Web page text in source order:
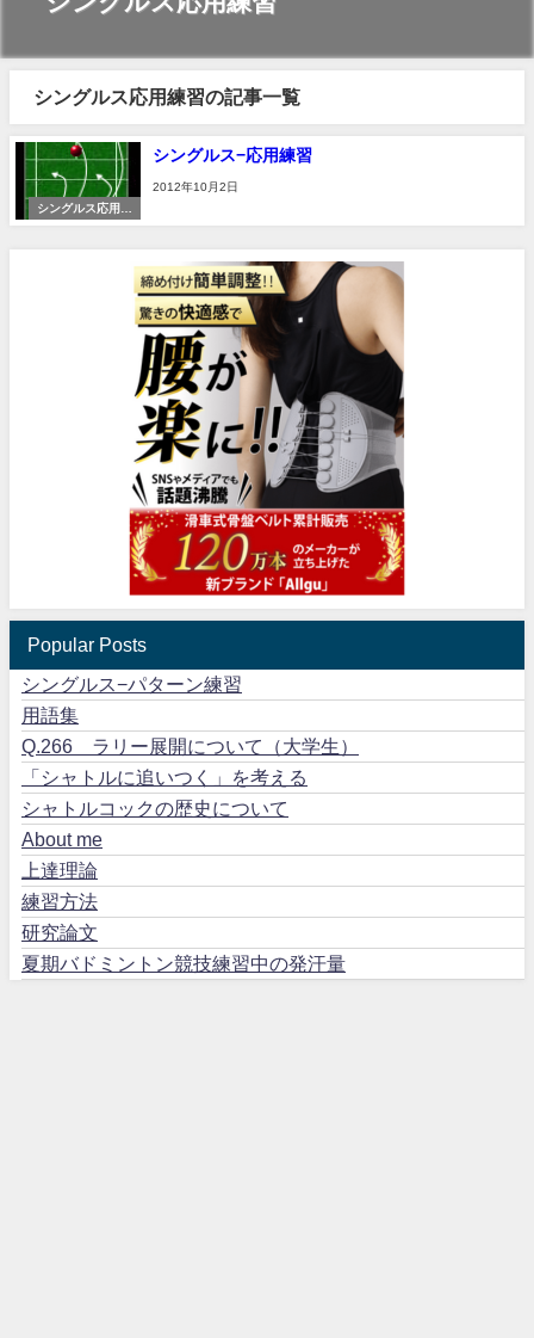
シングルス応用練習の記事一覧
シングルス応用練
習
シングルス−応用練習
2012年10月2日
Popular Posts
シングルス−パターン練習
用語集
Q.266 ラリー展開について（大学生）
「シャトルに追いつく」を考える
シャトルコックの歴史について
About me
上達理論
練習方法
研究論文
夏期バドミントン競技練習中の発汗量